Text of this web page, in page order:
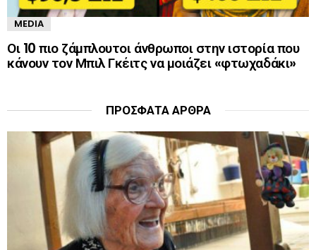
MEDIA
Οι 10 πιο ζάμπλουτοι άνθρωποι στην ιστορία που
κάνουν τον Μπιλ Γκέιτς να μοιάζει «φτωχαδάκι»
ΠΡΌΣΦΑΤΑ ΆΡΘΡΑ